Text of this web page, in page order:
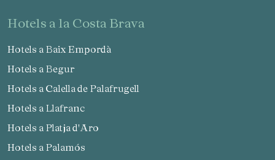
hotels a la Costa Brava
Hotels a Baix Empordà
Hotels a Begur
Hotels a Calella de Palafrugell
Hotels a Llafranc
Hotels a Platja d'Aro
Hotels a Palamós